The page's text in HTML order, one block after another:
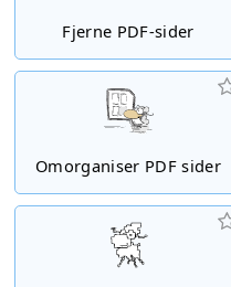
Fjerne PDF-sider
Omorganiser PDF sider